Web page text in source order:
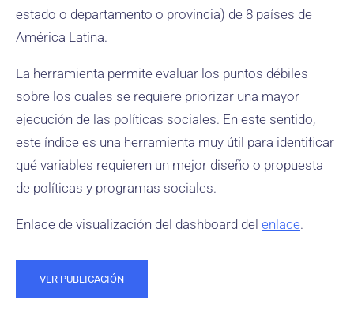
estado o departamento o provincia) de 8 países de
América Latina.
La herramienta permite evaluar los puntos débiles
sobre los cuales se requiere priorizar una mayor
ejecución de las políticas sociales. En este sentido,
este índice es una herramienta muy útil para identificar
qué variables requieren un mejor diseño o propuesta
de políticas y programas sociales.
Enlace de visualización del dashboard del enlace.
VER PUBLICACIÓN